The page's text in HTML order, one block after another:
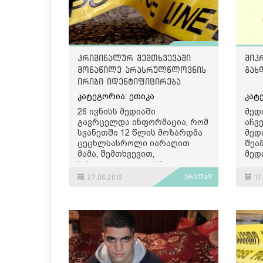
კრიმინალურ შემთხვევაში
მონაწილე არასრულწლოვნის
ირიბი იდენტიფიცირება
მედიაში
კატეგორია: ეთიკა
26 ივნისს მედიაში
გავრცელდა ინფორმაცია, რომ
სვანეთში 12 წლის მოზარდმა
ცეცხლსასროლი იარაღით
მამა, შემთხვევით,
სასიკვდილოდ დაჭრა.
გამოცემების ნაწილმა, ამბის
გაშუქებისას დაასახელა
დეტალები, რითაც
არასრულწლოვნის ირიბი
იდენტიფიცირება მოხდა.
ეთიკური ჟურნალისტიკის
მიხედვით, დაუშვებელია
27.06.2019 ვრცლად
არა